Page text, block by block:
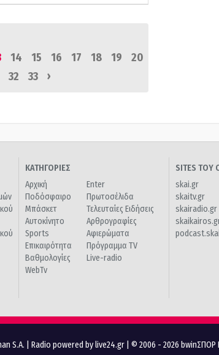
14 15 16 17 18 19
20
32 33 ›
ΚΑΤΗΓΟΡΙΕΣ
Αρχική
Ποδόσφαιρο
Μπάσκετ
Αυτοκίνητο
Sports
Επικαιρότητα
Βαθμολογίες
WebTv
Enter
Πρωτοσέλιδα
Τελευταίες Ειδήσεις
Αρθρογραφίες
Αφιερώματα
Πρόγραμμα TV
Live-radio
SITES ΤΟΥ
skai.gr
skaitv.gr
skairadio.gr
S.A. Radio powered by live24.gr | © 2006 - 2026 bwinΣΠΟΡ